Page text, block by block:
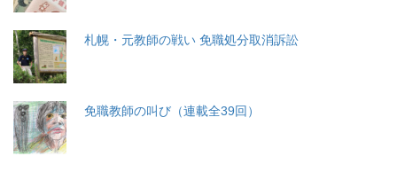
札幌・元教師の戦い 免職処分取消訴訟
免職教師の叫び（連載全39回）